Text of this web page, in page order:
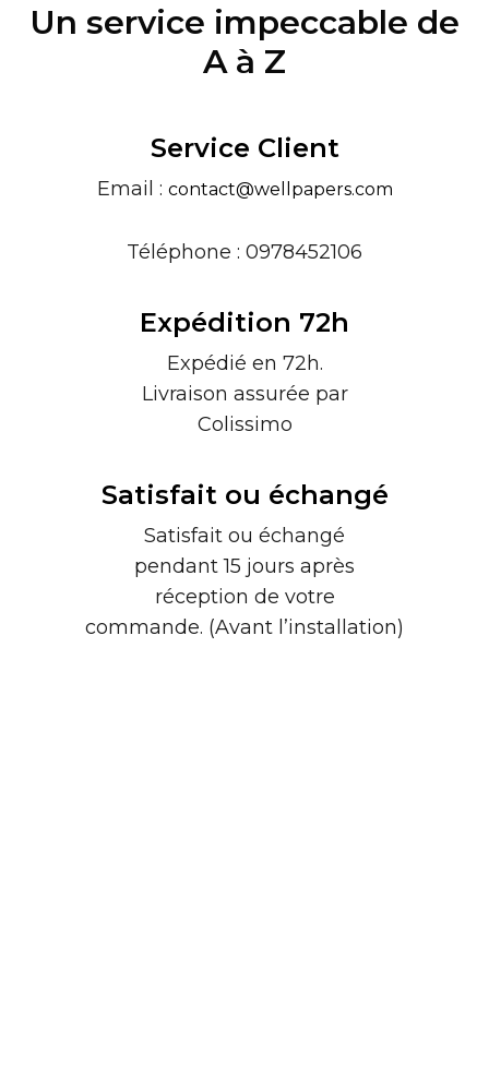
Un service impeccable de
A à Z
Service Client
Email : contact@wellpapers.com
Téléphone : 0978452106
Expédition 72h
Expédié en 72h.
Livraison assurée par
Colissimo
Satisfait ou échangé
Satisfait ou échangé
pendant 15 jours après
réception de votre
commande. (Avant l’installation)